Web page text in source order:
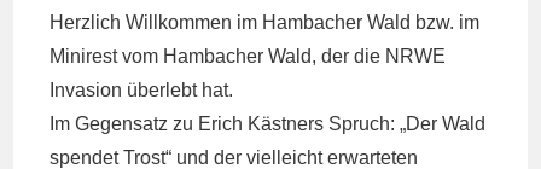
Herzlich Willkommen im Hambacher Wald bzw. im
Minirest vom Hambacher Wald, der die NRWE
Invasion überlebt hat.
Im Gegensatz zu Erich Kästners Spruch: „Der Wald
spendet Trost“ und der vielleicht erwarteten